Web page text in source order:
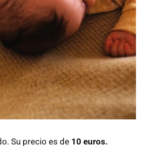
Su precio es de 10 euros.